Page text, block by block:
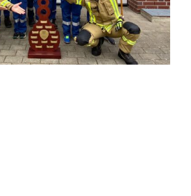
Einsatzticker